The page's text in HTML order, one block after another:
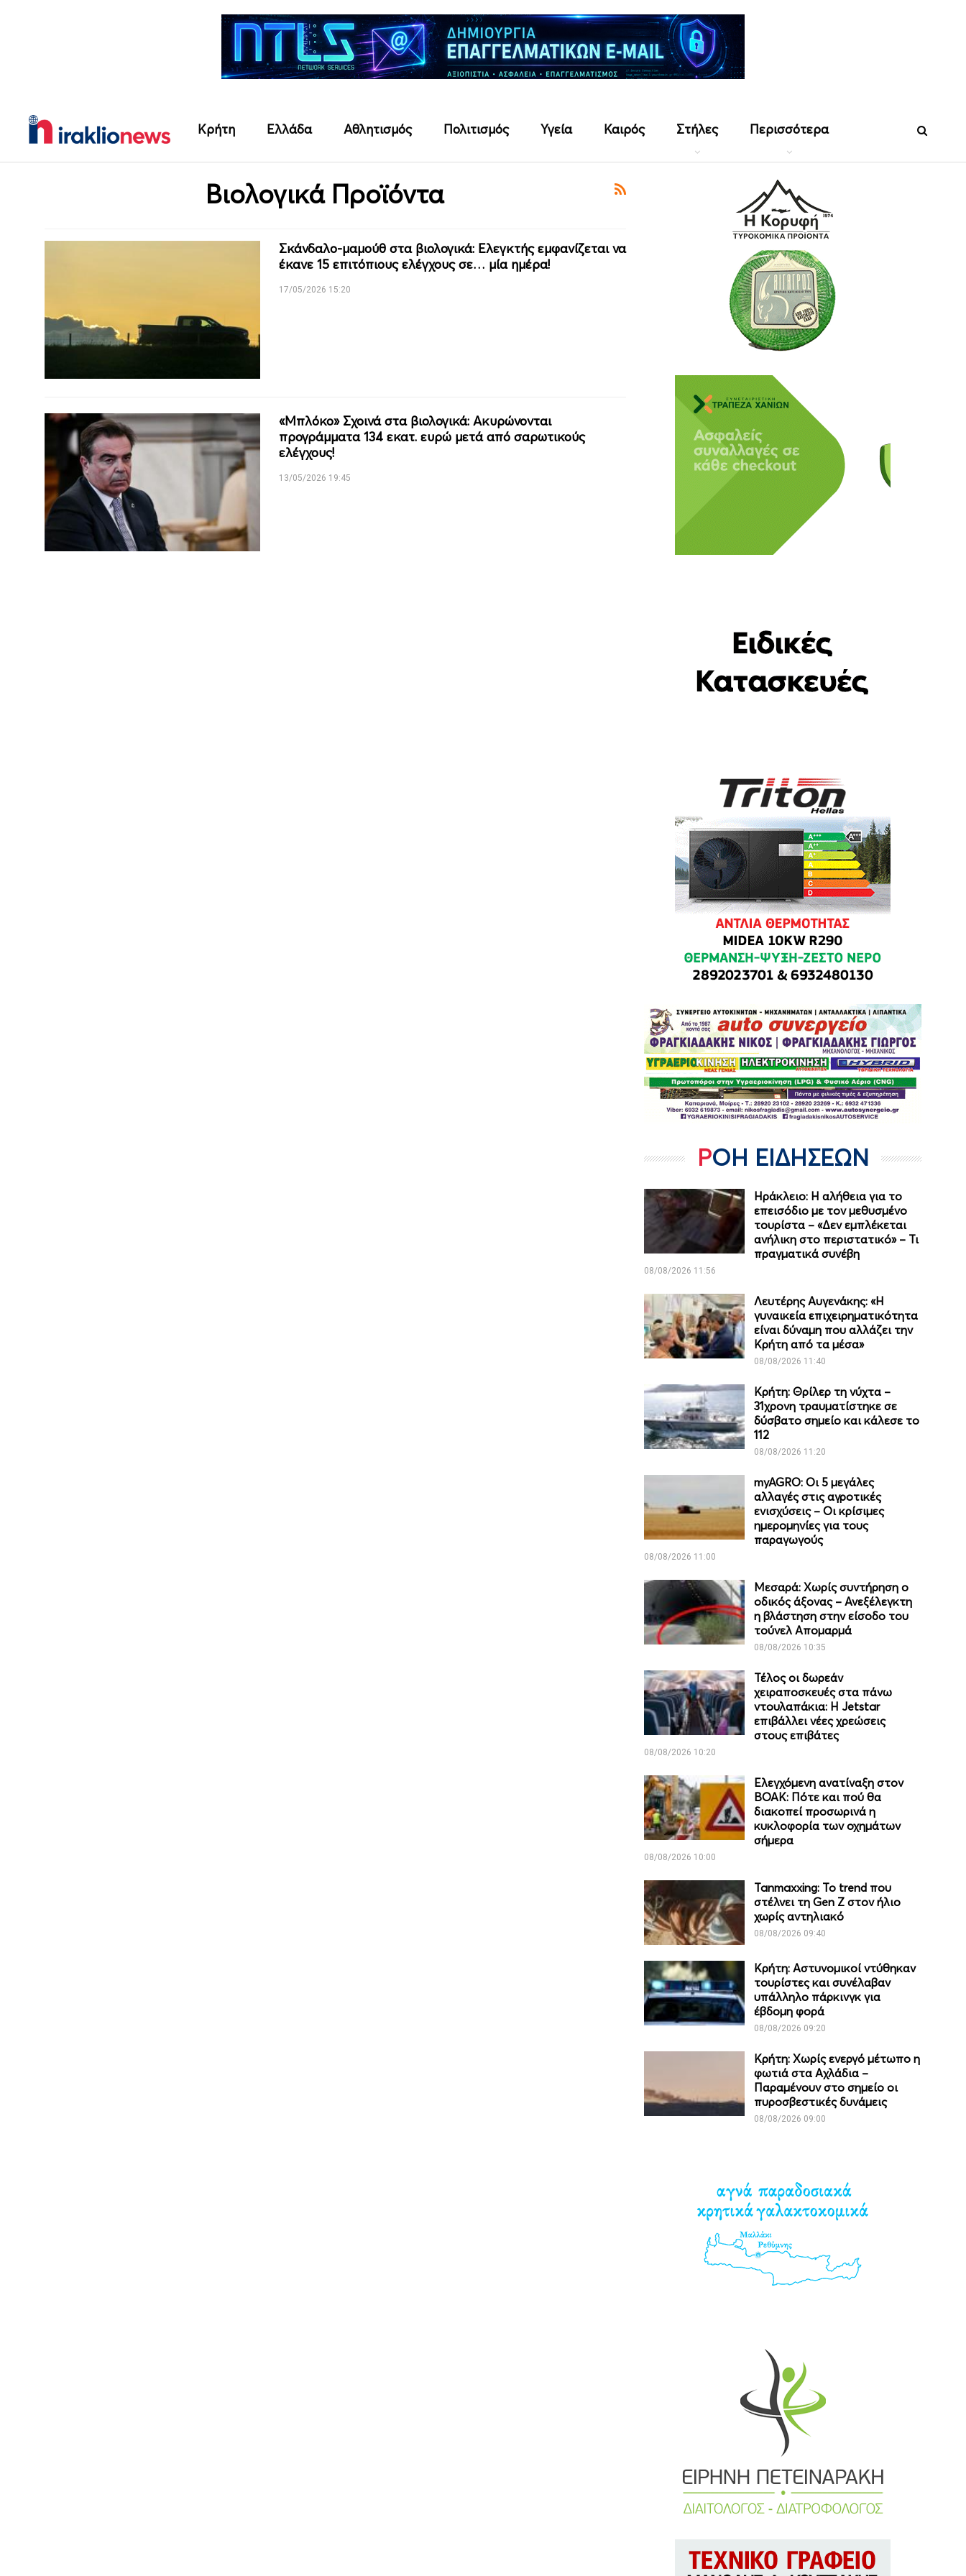
Κρήτη Ελλάδα Αθλητισμός Πολιτισμός Υγεία Καιρός Στήλες Περισσότερα
Βιολογικά Προϊόντα
Σκάνδαλο-μαμούθ στα βιολογικά: Ελεγκτής εμφανίζεται να
έκανε 15 επιτόπιους ελέγχους σε… μία ημέρα!
17/05/2026 15:20
«Μπλόκο» Σχοινά στα βιολογικά: Ακυρώνονται
προγράμματα 134 εκατ. ευρώ μετά από σαρωτικούς
ελέγχους!
13/05/2026 19:45
ΡΟΗ ΕΙΔΗΣΕΩΝ
Ηράκλειο: Η αλήθεια για το
επεισόδιο με τον μεθυσμένο
τουρίστα – «Δεν εμπλέκεται
ανήλικη στο περιστατικό» – Τι
πραγματικά συνέβη
08/08/2026 11:56
Λευτέρης Αυγενάκης: «Η
γυναικεία επιχειρηματικότητα
είναι δύναμη που αλλάζει την
Κρήτη από τα μέσα»
08/08/2026 11:40
Κρήτη: Θρίλερ τη νύχτα –
31χρονη τραυματίστηκε σε
δύσβατο σημείο και κάλεσε το
112
08/08/2026 11:20
myAGRO: Οι 5 μεγάλες
αλλαγές στις αγροτικές
ενισχύσεις – Οι κρίσιμες
ημερομηνίες για τους
παραγωγούς
08/08/2026 11:00
Μεσαρά: Χωρίς συντήρηση ο
οδικός άξονας – Ανεξέλεγκτη
η βλάστηση στην είσοδο του
τούνελ Απομαρμά
08/08/2026 10:35
Τέλος οι δωρεάν
χειραποσκευές στα πάνω
ντουλαπάκια: Η Jetstar
επιβάλλει νέες χρεώσεις
στους επιβάτες
08/08/2026 10:20
Ελεγχόμενη ανατίναξη στον
ΒΟΑΚ: Πότε και πού θα
διακοπεί προσωρινά η
κυκλοφορία των οχημάτων
σήμερα
08/08/2026 10:00
Tanmaxxing: To trend που
στέλνει τη Gen Z στον ήλιο
χωρίς αντηλιακό
08/08/2026 09:40
Κρήτη: Αστυνομικοί ντύθηκαν
τουρίστες και συνέλαβαν
υπάλληλο πάρκινγκ για
έβδομη φορά
08/08/2026 09:20
Κρήτη: Χωρίς ενεργό μέτωπο η
φωτιά στα Αχλάδια –
Παραμένουν στο σημείο οι
πυροσβεστικές δυνάμεις
08/08/2026 09:00